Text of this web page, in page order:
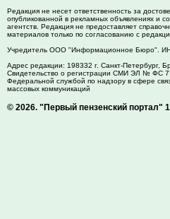
Редакция не несет ответственность за
опубликованной в рекламных объявлениях и
агентств. Редакция не предоставляет
материалов только по согласованию с
Учредитель ООО "Информационное Бюро".
Адрес редакции: 198332 г. Санкт-Петербург,
Свидетельство о регистрации СМИ ЭЛ № ФС
Федеральной службой по надзору в сфере
массовых коммуникаций
© 2026. "Первый пензенский портал"